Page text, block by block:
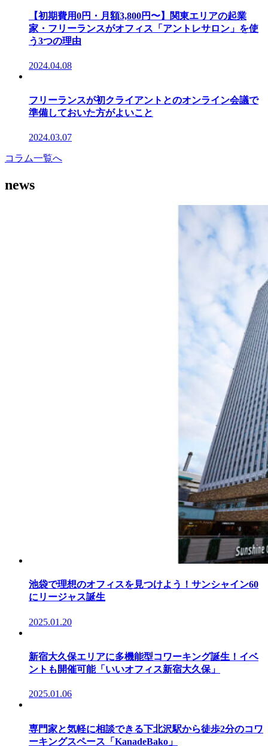
【初期費用0円・月額3,800円〜】関東エリアの起業
家・フリーランスがオフィス「アントレサロン」を使
う3つの理由
2024.04.08
フリーランスが初クライアントとのオンライン会議で
準備しておいた方がよいこと
2024.03.07
コラム一覧へ
news
池袋で理想のオフィスを見つけよう！サンシャイン60
にリージャス誕生
2025.01.20
新宿大久保エリアに多機能型コワーキング誕生！イベ
ントも開催可能「いいオフィス新宿大久保」
2025.01.06
専門家と気軽に相談できる下北沢駅から徒歩2分のコワ
ーキングスペース「KanadeBako」